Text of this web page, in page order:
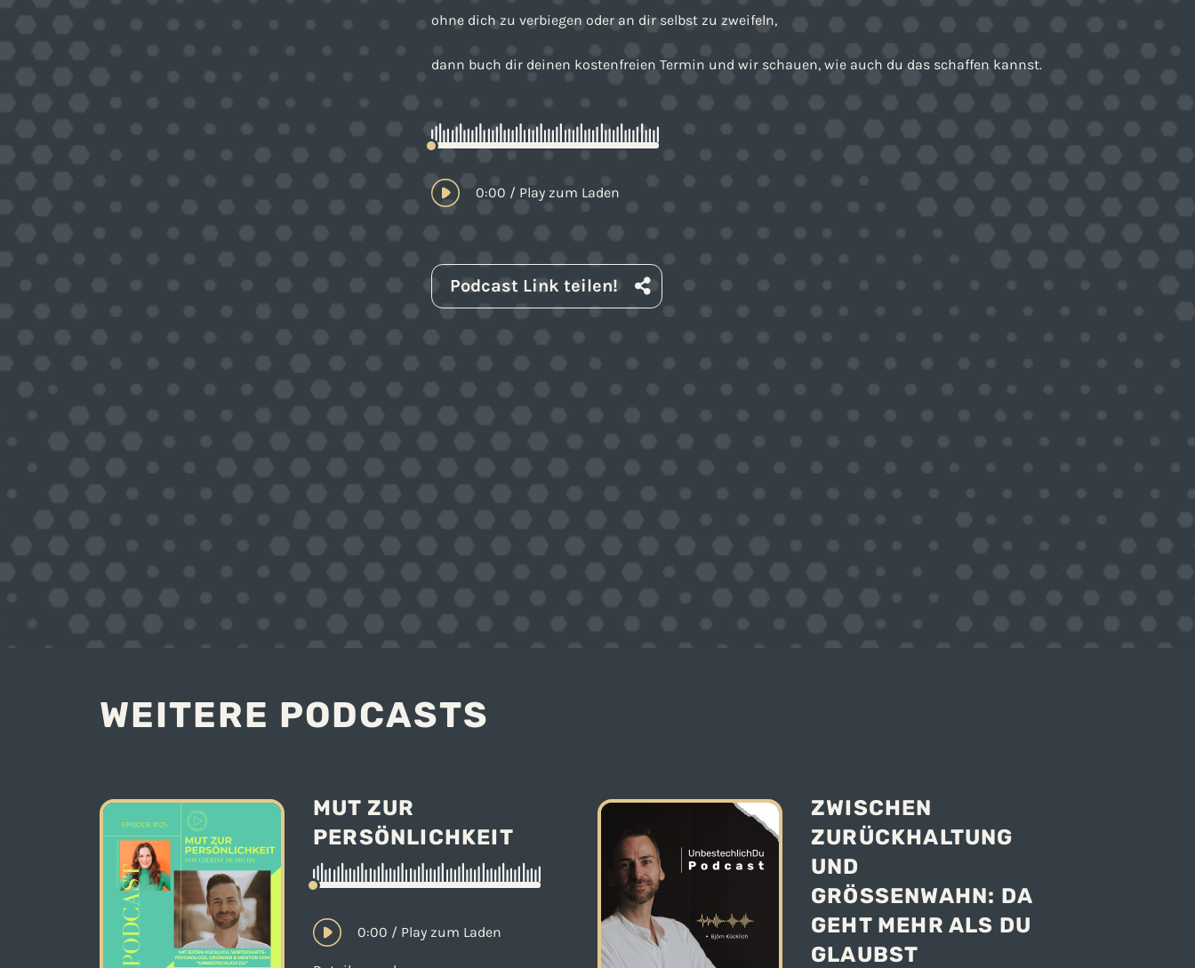
ohne dich zu verbiegen oder an dir selbst zu zweifeln,
dann buch dir deinen kostenfreien Termin und wir schauen, wie auch du das schaffen kannst.
0:00 / Play zum Laden
Podcast Link teilen!
WEITERE PODCASTS
MUT ZUR
PERSÖNLICHKEIT
0:00 / Play zum Laden
ZWISCHEN
ZURÜCKHALTUNG
UND
GRÖSSENWAHN: DA G
EHT MEHR ALS DU G
LAUBST